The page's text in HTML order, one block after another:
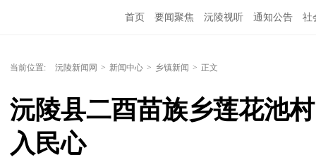
首页 要闻聚焦 沅陵视听 通知公告 社
当前位置: 沅陵新闻网 > 新闻中心 > 乡镇新闻 > 正文
沅陵县二酉苗族乡莲花池
入民心